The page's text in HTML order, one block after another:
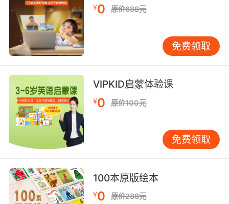
Verb:
preserve in a can or tin;
"tinned foods are not very tasty"
an office or position;
"The boss fired his secretary today"
"The company terminated 25% of its
workers"
【can相关词】
can't v. 不能，不会;
canaille n. 暴民，贱民;
canal n. 运河，沟渠;管道;气管;食道; vt. 建运河;
¥0 原价688元
免费领取
VIPKID启蒙体验课
¥0 原价100元
免费领取
100本原版绘本
¥0 原价288元